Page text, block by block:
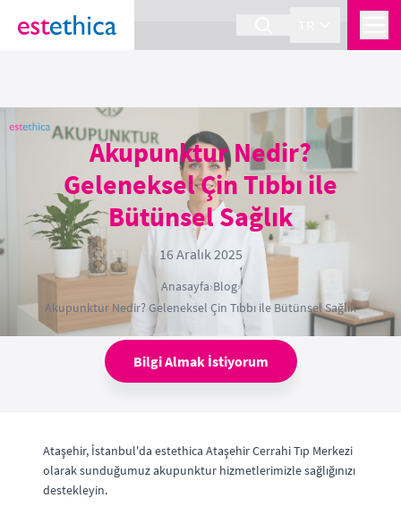
section Service {
Akupunktur Nedir?
Geleneksel Çin Tıbbı ile
Bütünsel Sağlık
16 Aralık 2025
Anasayfa›Blog›
Akupunktur Nedir? Geleneksel Çin Tıbbı ile Bütünsel Sağlık
Bilgi Almak İstiyorum
Ataşehir, İstanbul'da estethica Ataşehir Cerrahi Tıp Merkezi
olarak sunduğumuz akupunktur hizmetlerimizle sağlığınızı
destekleyin.